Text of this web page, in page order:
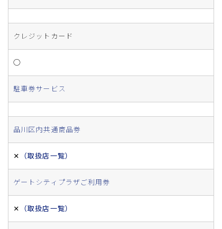
クレジットカード
◯
駐車券サービス
品川区内共通商品券
✕ （取扱店一覧）
ゲートシティプラザご利用券
✕ （取扱店一覧）